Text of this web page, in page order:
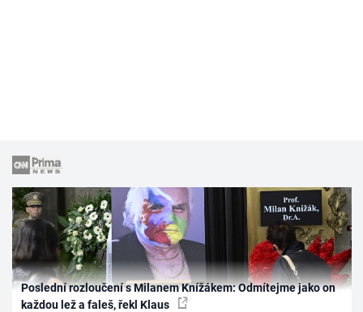
Poslední rozloučení s Milanem Knížákem: Odmítejme jako on
každou lež a faleš, řekl Klaus